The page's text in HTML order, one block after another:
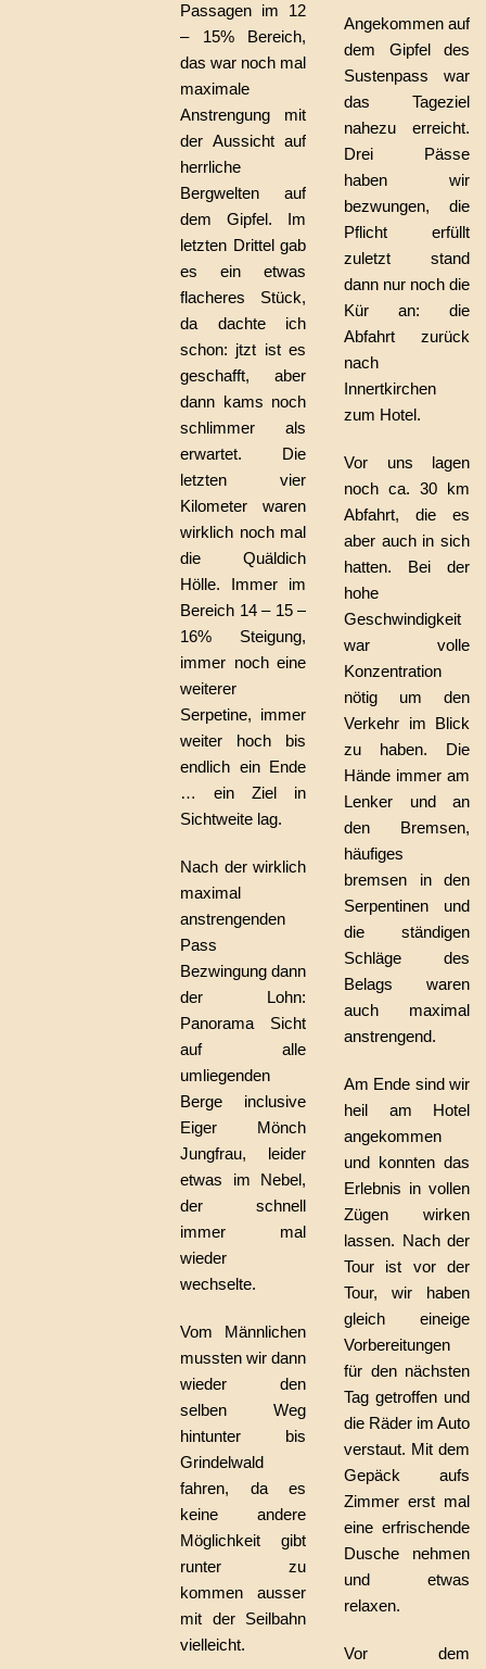
Passagen im 12
– 15% Bereich,
das war noch mal
maximale
Anstrengung mit
der Aussicht auf
herrliche
Bergwelten auf
dem Gipfel. Im
letzten Drittel gab
es ein etwas
flacheres Stück,
da dachte ich
schon: jtzt ist es
geschafft, aber
dann kams noch
schlimmer als
erwartet. Die
letzten vier
Kilometer waren
wirklich noch mal
die Quäldich
Hölle. Immer im
Bereich 14 – 15 –
16% Steigung,
immer noch eine
weiterer
Serpetine, immer
weiter hoch bis
endlich ein Ende
… ein Ziel in
Sichtweite lag.
Nach der wirklich
maximal
anstrengenden
Pass
Bezwingung dann
der Lohn:
Panorama Sicht
auf alle
umliegenden
Berge inclusive
Eiger Mönch
Jungfrau, leider
etwas im Nebel,
der schnell
immer mal
wieder
wechselte.
Vom Männlichen
mussten wir dann
wieder den
selben Weg
hintunter bis
Grindelwald
fahren, da es
keine andere
Möglichkeit gibt
runter zu
kommen ausser
mit der Seilbahn
vielleicht.
Angekommen auf
dem Gipfel des
Sustenpass war
das Tageziel
nahezu erreicht.
Drei Pässe
haben wir
bezwungen, die
Pflicht erfüllt
zuletzt stand
dann nur noch die
Kür an: die
Abfahrt zurück
nach
Innertkirchen
zum Hotel.
Vor uns lagen
noch ca. 30 km
Abfahrt, die es
aber auch in sich
hatten. Bei der
hohe
Geschwindigkeit
war volle
Konzentration
nötig um den
Verkehr im Blick
zu haben. Die
Hände immer am
Lenker und an
den Bremsen,
häufiges
bremsen in den
Serpentinen und
die ständigen
Schläge des
Belags waren
auch maximal
anstrengend.
Am Ende sind wir
heil am Hotel
angekommen
und konnten das
Erlebnis in vollen
Zügen wirken
lassen. Nach der
Tour ist vor der
Tour, wir haben
gleich eineige
Vorbereitungen
für den nächsten
Tag getroffen und
die Räder im Auto
verstaut. Mit dem
Gepäck aufs
Zimmer erst mal
eine erfrischende
Dusche nehmen
und etwas
relaxen.
Vor dem